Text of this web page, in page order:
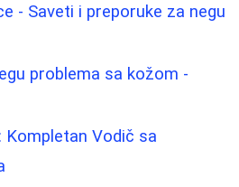
- Saveti i preporuke za negu
problema sa kožom -
Kompletan Vodič sa